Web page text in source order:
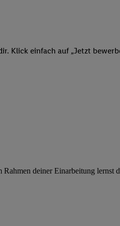
Klick einfach auf „Jetzt
deiner Einarbeitung
Werbung und Inhalten,
genauer Standortdaten.
Partner (Lieferanten)